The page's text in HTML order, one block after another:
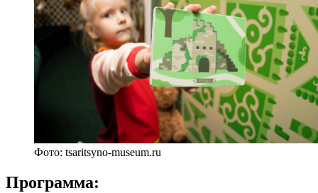
Фото: tsaritsyno-museum.ru
Программа: